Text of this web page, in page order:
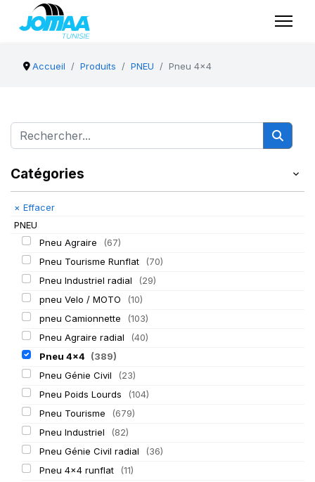
Accueil Produits PNEU Pneu 4x4
Catégories
× Effacer
PNEU
Pneu Agraire
(67)
Pneu Tourisme Runflat
(70)
Pneu Industriel radial
(29)
pneu Velo / MOTO
(10)
pneu Camionnette
(103)
Pneu Agraire radial
(40)
Pneu 4x4 (389)
Pneu Génie Civil
(23)
Pneu Poids Lourds
(104)
Pneu Tourisme
(679)
Pneu Industriel
(82)
Pneu Génie Civil radial
(36)
Pneu 4x4 runflat
(11)